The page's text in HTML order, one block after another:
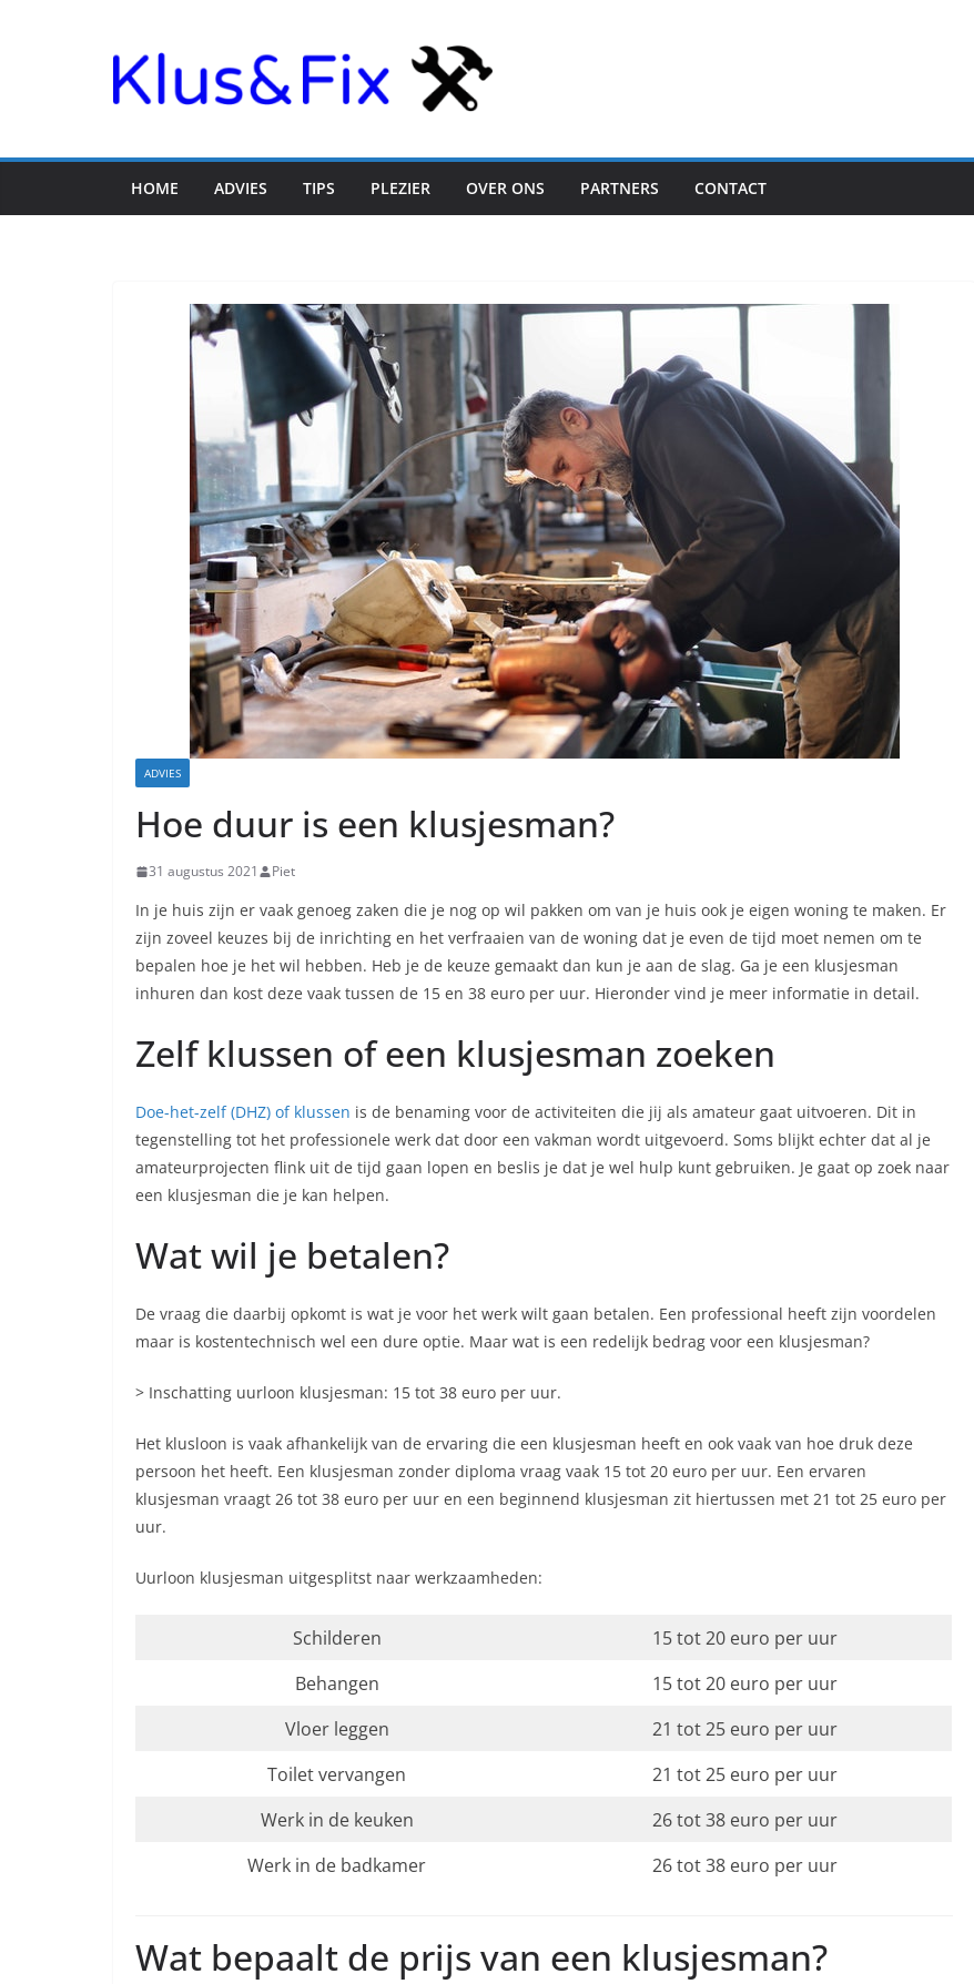
HOME ADVIES TIPS PLEZIER OVER ONS PARTNERS CONTACT
ADVIES
Hoe duur is een klusjesman?
31 augustus 2021 Piet
In je huis zijn er vaak genoeg zaken die je nog op wil pakken om van je huis ook je eigen woning te maken. Er
zijn zoveel keuzes bij de inrichting en het verfraaien van de woning dat je even de tijd moet nemen om te
bepalen hoe je het wil hebben. Heb je de keuze gemaakt dan kun je aan de slag. Ga je een klusjesman
inhuren dan kost deze vaak tussen de 15 en 38 euro per uur. Hieronder vind je meer informatie in detail.
Zelf klussen of een klusjesman zoeken
Doe-het-zelf (DHZ) of klussen is de benaming voor de activiteiten die jij als amateur gaat uitvoeren. Dit in
tegenstelling tot het professionele werk dat door een vakman wordt uitgevoerd. Soms blijkt echter dat al je
amateurprojecten flink uit de tijd gaan lopen en beslis je dat je wel hulp kunt gebruiken. Je gaat op zoek naar
een klusjesman die je kan helpen.
Wat wil je betalen?
De vraag die daarbij opkomt is wat je voor het werk wilt gaan betalen. Een professional heeft zijn voordelen
maar is kostentechnisch wel een dure optie. Maar wat is een redelijk bedrag voor een klusjesman?
> Inschatting uurloon klusjesman: 15 tot 38 euro per uur.
Het klusloon is vaak afhankelijk van de ervaring die een klusjesman heeft en ook vaak van hoe druk deze
persoon het heeft. Een klusjesman zonder diploma vraag vaak 15 tot 20 euro per uur. Een ervaren
klusjesman vraagt 26 tot 38 euro per uur en een beginnend klusjesman zit hiertussen met 21 tot 25 euro per
uur.
Uurloon klusjesman uitgesplitst naar werkzaamheden:
Schilderen
15 tot 20 euro per uur
Behangen
15 tot 20 euro per uur
Vloer leggen
21 tot 25 euro per uur
Toilet vervangen
21 tot 25 euro per uur
Werk in de keuken
26 tot 38 euro per uur
Werk in de badkamer
26 tot 38 euro per uur
Wat bepaalt de prijs van een klusjesman?